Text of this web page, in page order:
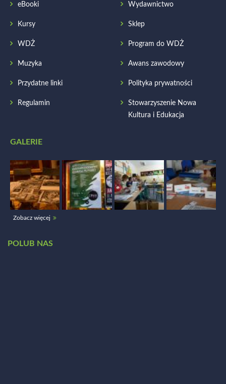
eBooki Wydawnictwo
Kursy Sklep
WDŻ Program do WDŻ
Muzyka Awans zawodowy
Przydatne linki Polityka prywatności
Regulamin
Stowarzyszenie Nowa
Kultura i Edukacja
GALERIE
Zobacz więcej
POLUB NAS